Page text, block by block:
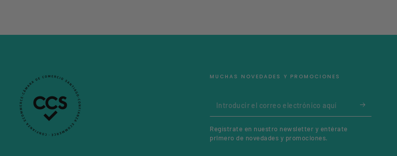
MUCHAS NOVEDADES Y PROMOCIONES
Introducir
el
correo
Regístrate en nuestro newsletter y entérate
primero de novedades y promociones.